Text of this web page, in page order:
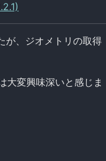
が、ジオメトリの取得
大変興味深いと感じま